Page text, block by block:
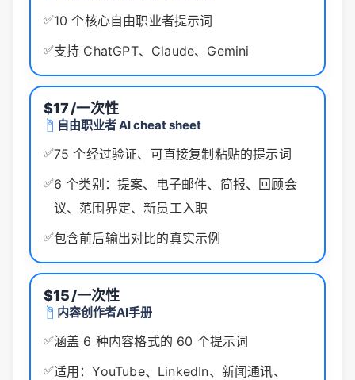
✅10 个核心自由职业者提示词
✅支持 ChatGPT、Claude、Gemini
$17/一次性
自由职业者 AI cheat sheet
✅75 个经过验证、可直接复制粘贴的提示词
✅6 个类别：提案、电子邮件、简报、回顾会
议、范围界定、新员工入职
✅包含前后输出对比的真实示例
$15/一次性
内容创作者AI手册
✅涵盖 6 种内容格式的 60 个提示词
✅适用：YouTube、LinkedIn、新闻通讯、